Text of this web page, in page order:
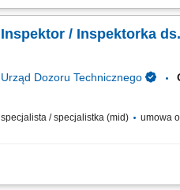
Opis stanowiska Przeprowadzanie
Inspektor / Inspektorka
Urząd Dozoru Technicznego
specjalista / specjalistka (mid) umowa
Do Twoich zadań należeć będzie: